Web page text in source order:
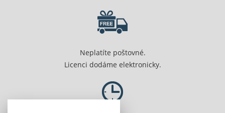
Neplatíte poštovné.
Licenci dodáme elektronicky.